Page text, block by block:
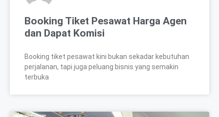
Booking Tiket Pesawat Harga Agen
dan Dapat Komisi
Booking tiket pesawat kini bukan sekadar kebutuhan
perjalanan, tapi juga peluang bisnis yang semakin
terbuka